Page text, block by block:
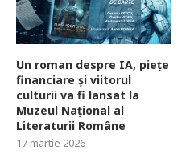
Un roman despre IA, piețe
financiare și viitorul
culturii va fi lansat la
Muzeul Național al
Literaturii Române
17 martie 2026